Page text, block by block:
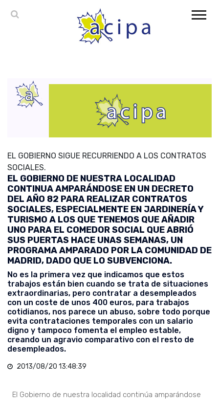
EL GOBIERNO SIGUE RECURRIENDO A LOS CONTRATOS
SOCIALES.
EL GOBIERNO DE NUESTRA LOCALIDAD
CONTINUA AMPARÁNDOSE EN UN DECRETO
DEL AÑO 82 PARA REALIZAR CONTRATOS
SOCIALES, ESPECIALMENTE EN JARDINERÍA Y
TURISMO A LOS QUE TENEMOS QUE AÑADIR
UNO PARA EL COMEDOR SOCIAL QUE ABRIÓ
SUS PUERTAS HACE UNAS SEMANAS, UN
PROGRAMA AMPARADO POR LA COMUNIDAD DE
MADRID, DADO QUE LO SUBVENCIONA.
No es la primera vez que indicamos que estos
trabajos están bien cuando se trata de situaciones
extraordinarias, pero contratar a desempleados
con un coste de unos 400 euros, para trabajos
cotidianos, nos parece un abuso, sobre todo porque
evita contrataciones temporales con un salario
digno y tampoco fomenta el empleo estable,
creando un agravio comparativo con el resto de
desempleados.
2013/08/20 13:48:39
El Gobierno de nuestra localidad continúa amparándose